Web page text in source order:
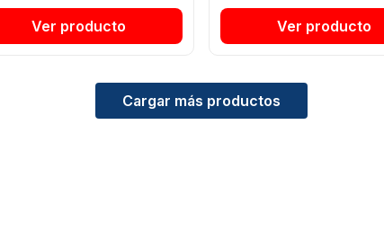
Ver producto
Ver producto
Cargar más productos